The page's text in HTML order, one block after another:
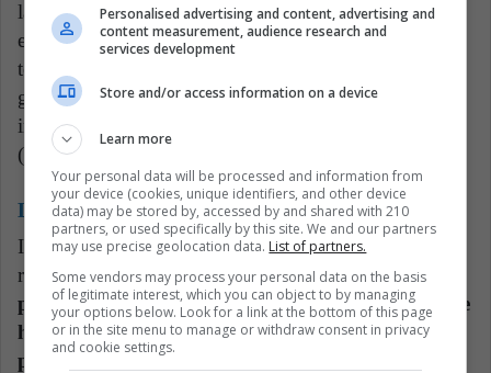
la Universidad Estatal de Ohio (también colaborador
en este documento). Demostraron que los expertos
tendían a emitir juicios sobre el peligro de los osos
grizzly, basados no tanto en su propio juicio experto
independiente, sino en base a lo que ellos piensan
(correcta o incorrectamente) el juicio de sus pares.
Lea también: Los desastres naturales del 2020
Independientemente de la explicación, una buena
respuesta a la pregunta,"¿Qué especie está en
peligro de extinción?" Es una síntesis ineludible de
hechos y valores. Los expertos en especies en
peligro tienen una mejor comprensión de los
Personalised advertising and content, advertising and
content measurement, audience research and
services development
Store and/or access information on a device
Learn more
Your personal data will be processed and information from
your device (cookies, unique identifiers, and other device
data) may be stored by, accessed by and shared with 210
partners, or used specifically by this site. We and our partners
may use precise geolocation data. List of partners.
Some vendors may process your personal data on the basis
of legitimate interest, which you can object to by managing
your options below. Look for a link at the bottom of this page
or in the site menu to manage or withdraw consent in privacy
and cookie settings.